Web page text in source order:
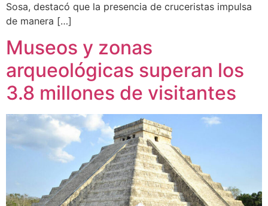
Sosa, destacó que la presencia de cruceristas impulsa
de manera […]
Museos y zonas
arqueológicas superan los
3.8 millones de visitantes